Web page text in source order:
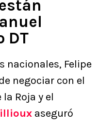
DT
nacionales, Felipe
negociar con el
Roja y el
aseguró